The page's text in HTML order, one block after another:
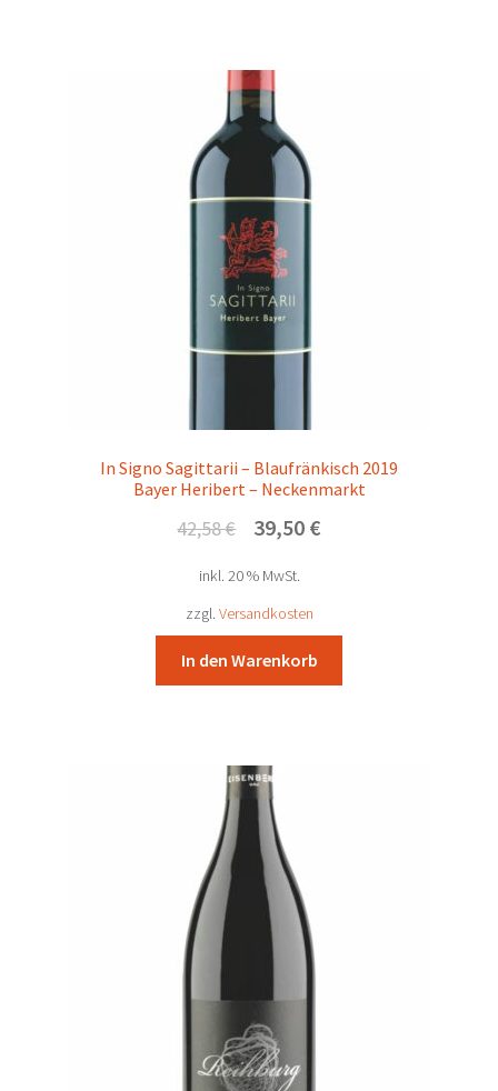
In Signo Sagittarii – Blaufränkisch 2019
Bayer Heribert – Neckenmarkt
42,58€
Ursprünglicher
war:
42,58 €
39,50 €Aktueller
inkl. 20 % MwSt.
zzgl. Versandkosten
In den Warenkorb